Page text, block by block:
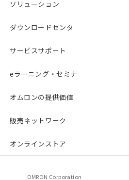
ソリューション
ダウンロードセンタ
サービスサポート
eラーニング・セミナ
オムロンの提供価値
販売ネットワーク
オンラインストア
OMRON Corporation